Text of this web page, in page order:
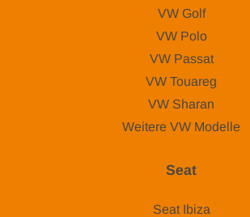
VW Golf
VW Polo
VW Passat
VW Touareg
VW Sharan
Weitere VW Modelle
Seat
Seat Ibiza